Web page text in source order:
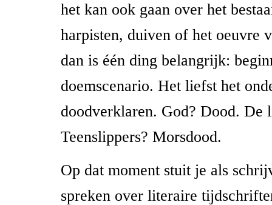
het kan ook gaan over het
harpisten, duiven of het oeuvre
dan is één ding belangrijk:
doemscenario. Het liefst het
doodverklaren. God? Dood. De
Teenslippers? Morsdood.
Op dat moment stuit je als
spreken over literaire